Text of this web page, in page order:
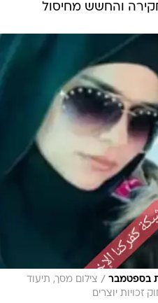
והחשש מחיסול
בספטמבר / צילום מסך, תיעוד